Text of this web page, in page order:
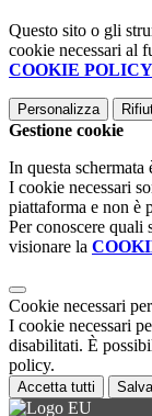
Questo sito o gli
cookie necessari al
COOKIE POLICY
Personalizza
Gestione cookie
In questa
I cookie necessari
piattaforma e non è
Per conoscere quali
visionare la
Cookie necessari
I cookie necessari
disabilitati. È
policy.
Accetta tutti